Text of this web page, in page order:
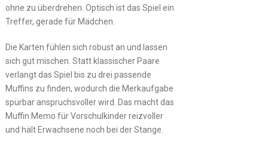
ohne zu überdrehen. Optisch ist das Spiel ein
Treffer, gerade für Mädchen.
Die Karten fühlen sich robust an und lassen
sich gut mischen. Statt klassischer Paare
verlangt das Spiel bis zu drei passende
Muffins zu finden, wodurch die Merkaufgabe
spürbar anspruchsvoller wird. Das macht das
Muffin Memo für Vorschulkinder reizvoller
und hält Erwachsene noch bei der Stange.